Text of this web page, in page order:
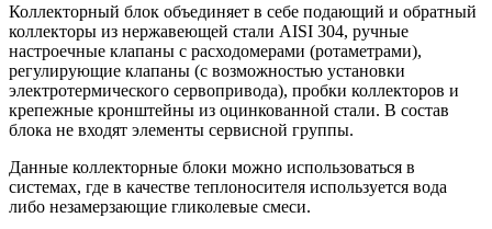
Коллекторный блок объединяет в себе подающий и обратный
коллекторы из нержавеющей стали AISI 304, ручные
настроечные клапаны с расходомерами (ротаметрами),
регулирующие клапаны (с возможностью установки
электротермического сервопривода), пробки коллекторов и
крепежные кронштейны из оцинкованной стали. В состав
блока не входят элементы сервисной группы.
Данные коллекторные блоки можно использоваться в
системах, где в качестве теплоносителя используется вода
либо незамерзающие гликолевые смеси.